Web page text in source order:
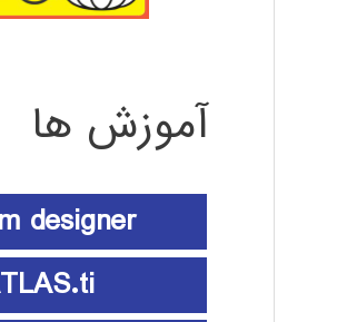
آموزش ها
designer